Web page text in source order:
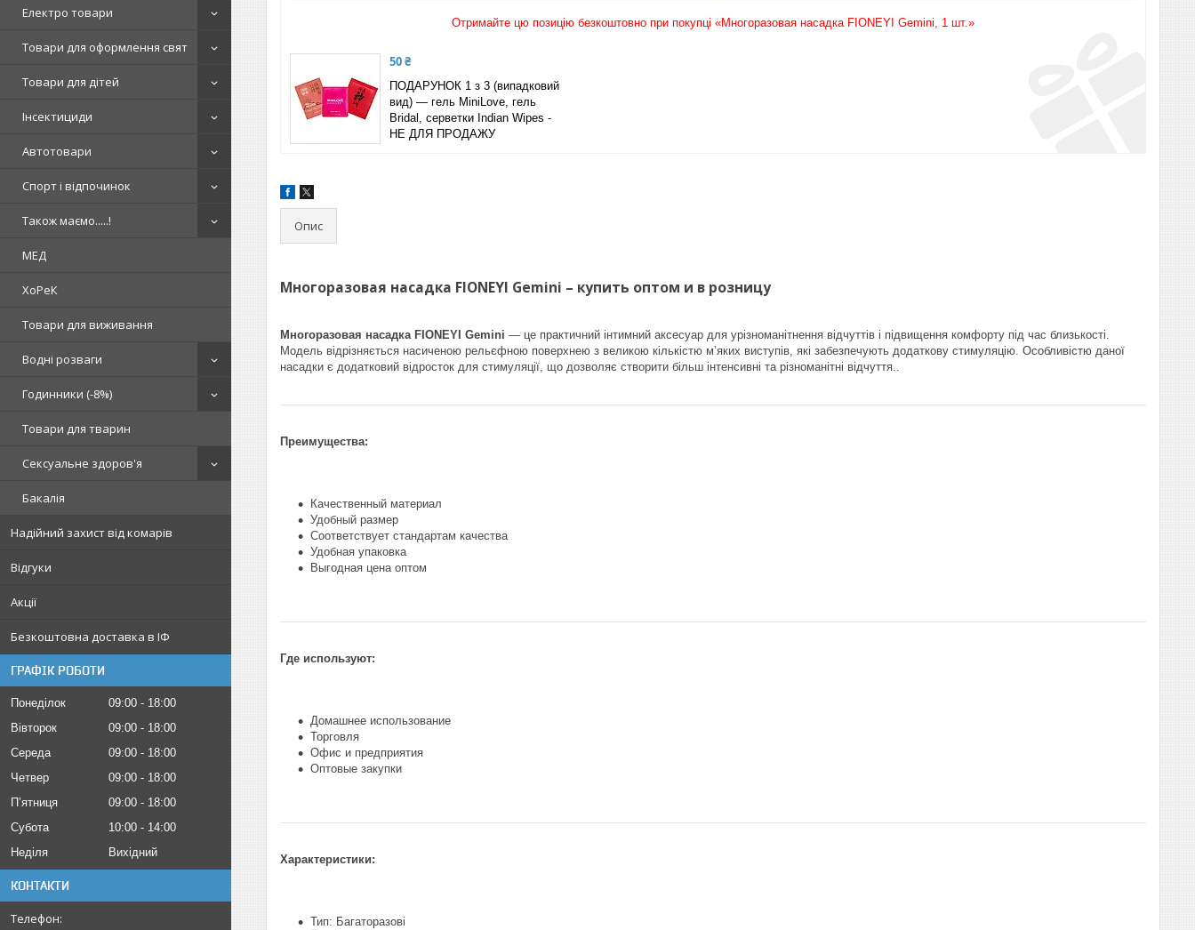
Електро товари
Товари для оформлення свят
Товари для дітей
Інсектициди
Автотовари
Спорт і відпочинок
Також маємо.....!
МЕД
ХоРеК
Товари для виживання
Водні розваги
Годинники (-8%)
Товари для тварин
Сексуальне здоров'я
Бакалія
Надійний захист від комарів
Відгуки
Акції
Безкоштовна доставка в ІФ
ГРАФІК РОБОТИ
Понеділок 09:00
18:00
Вівторок
09:00
18:00
Середа
09:00
18:00
Четвер
09:00
18:00
Пʼятниця
09:00
18:00
Субота
10:00
14:00
Неділя
Вихідний
КОНТАКТИ
Отримайте цю позицію безкоштовно при покупці «Многоразовая насадка FIONEYI Gemini, 1 шт.»
50 ₴
ПОДАРУНОК 1 з 3 (випадковий
вид) — гель MiniLove, гель
Bridal, серветки Indian Wipes -
НЕ ДЛЯ ПРОДАЖУ
Опис
Многоразовая насадка FIONEYI Gemini – купить оптом и в розницу
Многоразовая насадка FIONEYI Gemini — це практичний інтимний аксесуар для урізноманітнення відчуттів і підвищення комфорту під час близькості.
Модель відрізняється насиченою рельєфною поверхнею з великою кількістю м’яких виступів, які забезпечують додаткову стимуляцію. Особливістю даної
насадки є додатковий відросток для стимуляції, що дозволяє створити більш інтенсивні та різноманітні відчуття..
Преимущества:
Качественный материал
Удобный размер
Соответствует стандартам качества
Удобная упаковка
Выгодная цена оптом
Где используют:
Домашнее использование
Торговля
Офис и предприятия
Оптовые закупки
Характеристики:
Тип: Багаторазові